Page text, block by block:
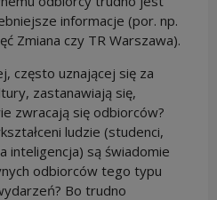
informacje (por. np.
Zmiana czy TR Warszawa).
często uznającej się za
zastanawiają się,
zwracają się odbiorców?
ludzie (studenci,
inteligencja) są świadomie
odbiorców tego typu
Bo trudno